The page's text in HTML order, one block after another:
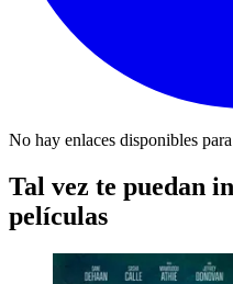
No hay enlaces disponibles
Tal vez te puedan
películas